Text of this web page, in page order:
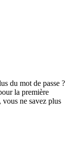
du mot de passe ?
la première
vous ne savez plus